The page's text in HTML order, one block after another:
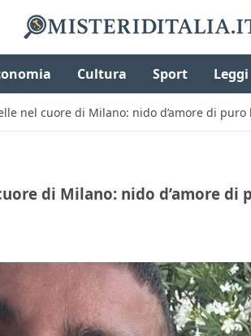
Cultura Sport
nel cuore di Milano: nido d’amore di puro
di Milano: nido d’amore di